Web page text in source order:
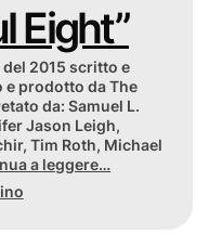
Eight”
del 2015 scritto e
e prodotto da The
da: Samuel L.
Jason Leigh,
Tim Roth, Michael
a leggere…